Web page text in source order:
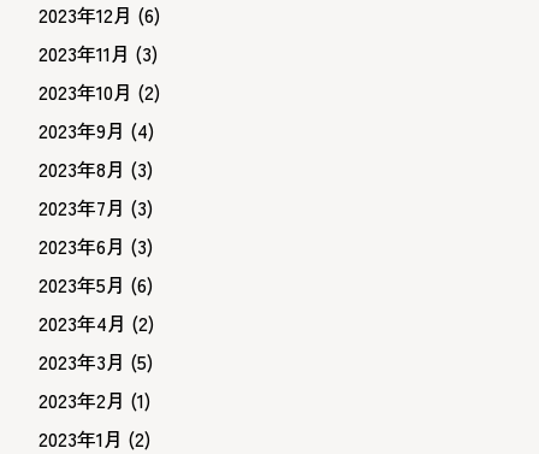
2023年12月 (6)
2023年11月 (3)
2023年10月 (2)
2023年9月 (4)
2023年8月 (3)
2023年7月 (3)
2023年6月 (3)
2023年5月 (6)
2023年4月 (2)
2023年3月 (5)
2023年2月 (1)
2023年1月 (2)